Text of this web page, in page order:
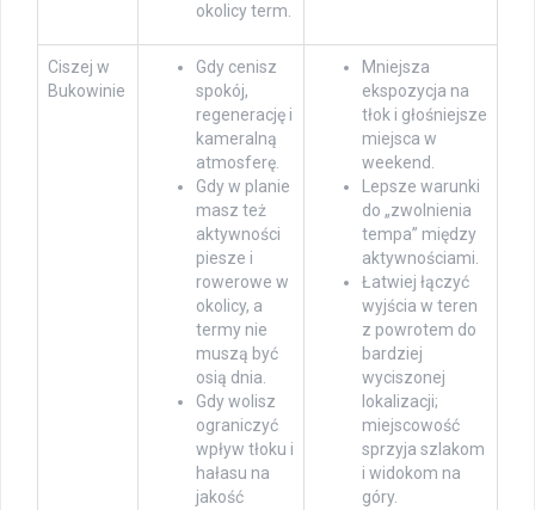
okolicy term.
Ciszej w
Bukowinie
Gdy cenisz
spokój,
regenerację i
kameralną
atmosferę.
Gdy w planie
masz też
aktywności
piesze i
rowerowe w
okolicy, a
termy nie
muszą być
osią dnia.
Gdy wolisz
ograniczyć
wpływ tłoku i
hałasu na
jakość
Mniejsza
ekspozycja na
tłok i głośniejsze
miejsca w
weekend.
Lepsze warunki
do „zwolnienia
tempa” między
aktywnościami.
Łatwiej łączyć
wyjścia w teren
z powrotem do
bardziej
wyciszonej
lokalizacji;
miejscowość
sprzyja szlakom
i widokom na
góry.